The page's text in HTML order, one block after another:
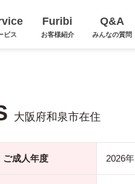
ビス
Furibi
お客様紹介
Q&A
みんなの質問
大阪府和泉市在住
ご成人年度 2026年